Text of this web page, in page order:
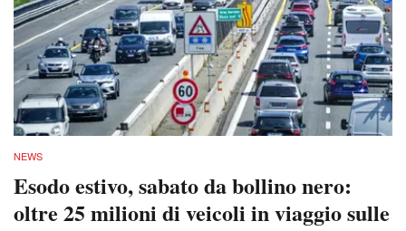
NEWS
Esodo estivo, sabato da bollino nero:
oltre 25 milioni di veicoli in viaggio sulle